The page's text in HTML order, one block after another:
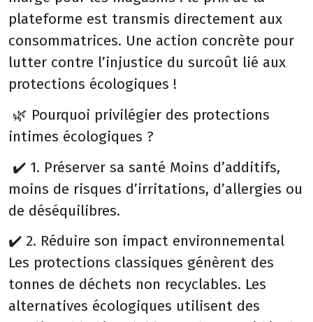
plateforme est transmis directement aux
consommatrices. Une action concrète pour
lutter contre l’injustice du surcoût lié aux
protections écologiques !
🌿 Pourquoi privilégier des protections
intimes écologiques ?
✔️ 1. Préserver sa santé Moins d’additifs,
moins de risques d’irritations, d’allergies ou
de déséquilibres.
✔️ 2. Réduire son impact environnemental
Les protections classiques génèrent des
tonnes de déchets non recyclables. Les
alternatives écologiques utilisent des